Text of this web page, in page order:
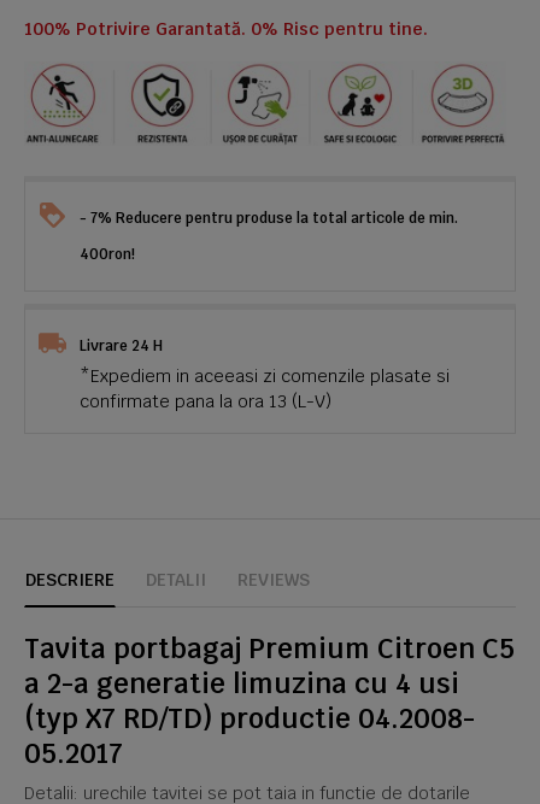
100% Potrivire Garantată. 0% Risc pentru tine.
- 7% Reducere pentru produse la total articole de min.
400ron!
Livrare 24 H
*Expediem in aceeasi zi comenzile plasate si
confirmate pana la ora 13 (L-V)
DESCRIERE DETALII REVIEWS
Tavita portbagaj Premium Citroen C5
a 2-a generatie limuzina cu 4 usi
(typ X7 RD/TD) productie 04.2008-
05.2017
Detalii: urechile tavitei se pot taia in functie de dotarile